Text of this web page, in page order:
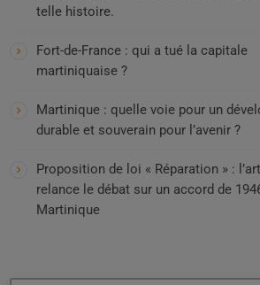
telle histoire.
Fort-de-France : qui a tué la capitale
martiniquaise ?
Martinique : quelle voie pour un
durable et souverain pour l’avenir ?
Proposition de loi « Réparation » :
relance le débat sur un accord de
Martinique